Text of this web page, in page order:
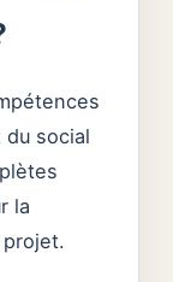
social
la